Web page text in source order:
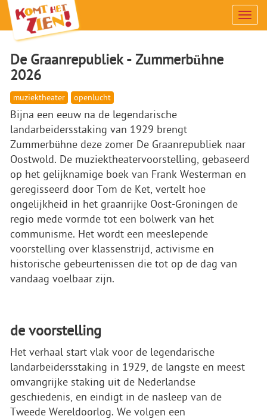
Menu
De Graanrepubliek - Zummerbühne
2026
muziektheater openlucht
Bijna een eeuw na de legendarische
landarbeidersstaking van 1929 brengt
Zummerbühne deze zomer De Graanrepubliek naar
Oostwold. De muziektheatervoorstelling, gebaseerd
op het gelijknamige boek van Frank Westerman en
geregisseerd door Tom de Ket, vertelt hoe
ongelijkheid in het graanrijke Oost-Groningen de
regio mede vormde tot een bolwerk van het
communisme. Het wordt een meeslepende
voorstelling over klassenstrijd, activisme en
historische gebeurtenissen die tot op de dag van
vandaag voelbaar zijn.
de voorstelling
Het verhaal start vlak voor de legendarische
landarbeidersstaking in 1929, de langste en meest
omvangrijke staking uit de Nederlandse
geschiedenis, en eindigt in de nasleep van de
Tweede Wereldoorlog. We volgen een